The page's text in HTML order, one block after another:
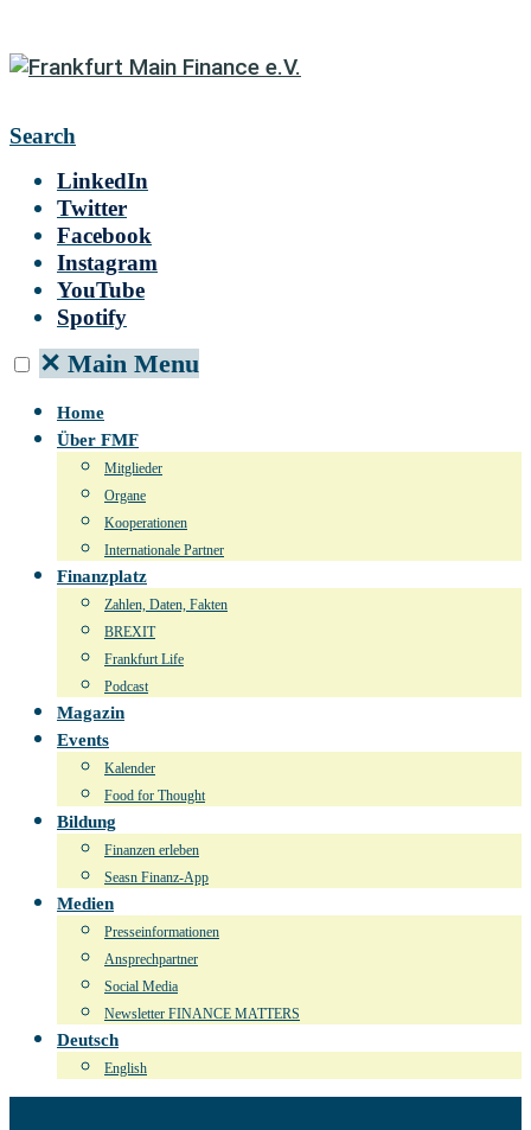
Search
LinkedIn
Twitter
Facebook
Instagram
YouTube
Spotify
✕ Main Menu
Home
Über FMF
Mitglieder
Organe
Kooperationen
Internationale Partner
Finanzplatz
Zahlen, Daten, Fakten
BREXIT
Frankfurt Life
Podcast
Magazin
Events
Kalender
Food for Thought
Bildung
Finanzen erleben
Seasn Finanz-App
Medien
Presseinformationen
Ansprechpartner
Social Media
Newsletter FINANCE MATTERS
Deutsch
English